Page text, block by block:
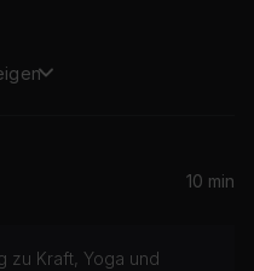
10 min
zu Kraft, Yoga und